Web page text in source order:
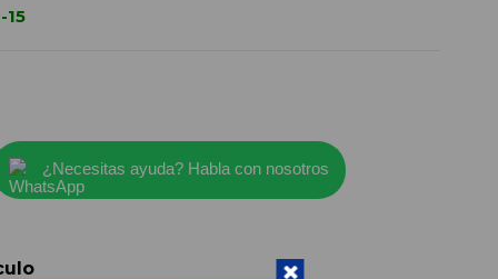
15
¿Necesitas ayuda? Habla con nosotros